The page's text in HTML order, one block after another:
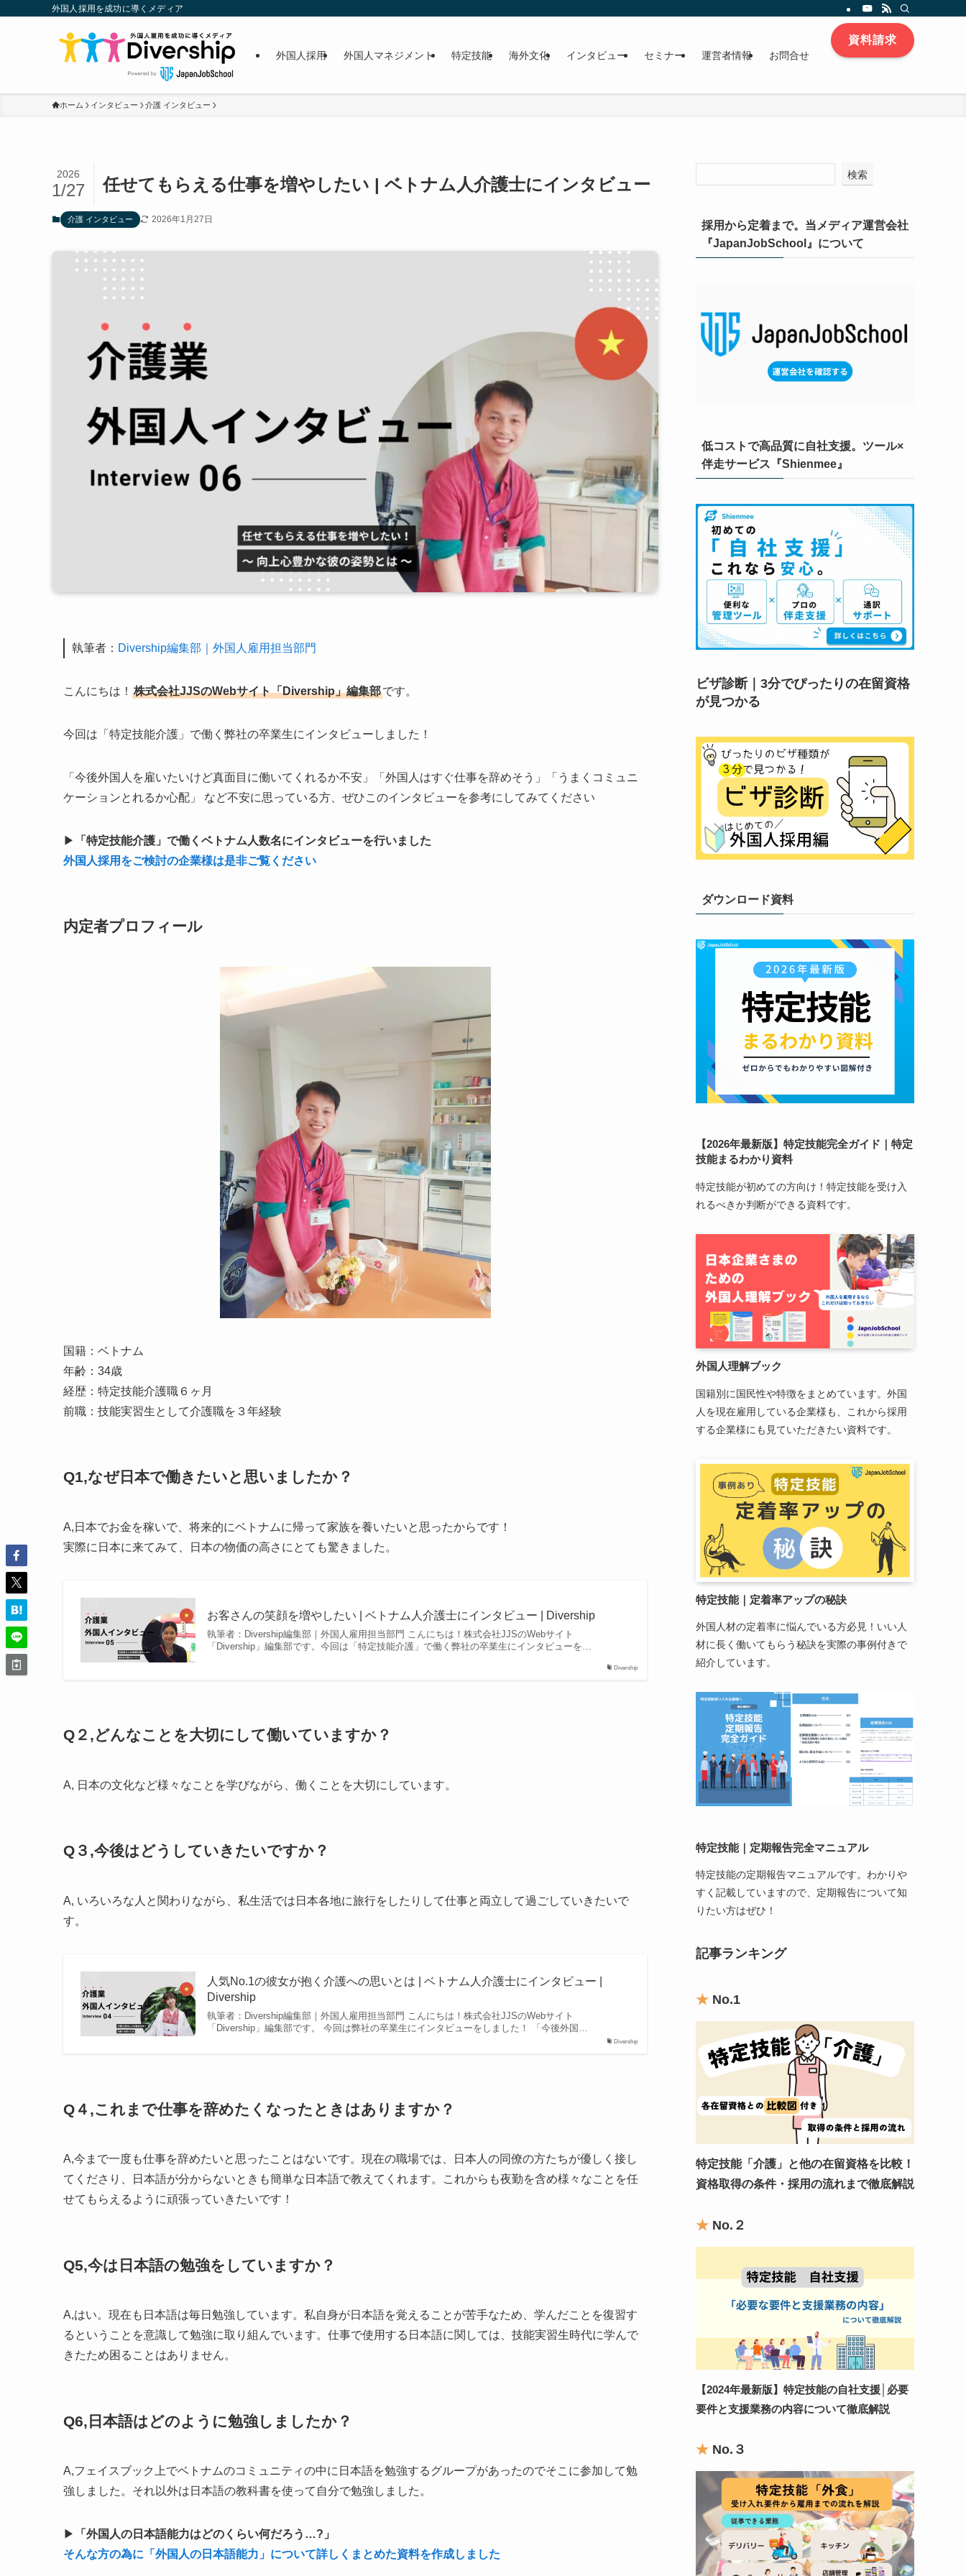
外国人採用を成功に導くメディア
外国人採用 外国人マネジメント 特定技能 海外文化 インタビュー セミナー 運営者情報 お問合せ
資料請求
ホーム インタビュー 介護 インタビュー
任せてもらえる仕事を増やしたい | ベトナム人介護士にインタビュー
2026
1/27
介護 インタビュー 2026年1月27日
執筆者： Divership編集部｜外国人雇用担当部門
こんにちは！ 株式会社JJSのWebサイト「Divership」編集部です。
今回は「特定技能介護」で働く弊社の卒業生にインタビューしました！
「今後外国人を雇いたいけど真面目に働いてくれるか不安」「外国人はすぐ仕事を辞めそう」「うまくコミュニ
ケーションとれるか心配」 など不安に思っている方、ぜひこのインタビューを参考にしてみてください
▶
「特定技能介護」で働くベトナム人数名にインタビューを行いました
外国人採用をご検討の企業様は是非ご覧ください
内定者プロフィール
国籍：ベトナム
年齢：34歳
経歴：特定技能介護職６ヶ月
前職：技能実習生として介護職を３年経験
Q1,なぜ日本で働きたいと思いましたか？
A,日本でお金を稼いで、将来的にベトナムに帰って家族を養いたいと思ったからです！
実際に日本に来てみて、日本の物価の高さにとても驚きました。
Divership
お客さんの笑顔を増やしたい | ベトナム人介護士にインタビュー | Divership
執筆者：Divership編集部｜外国人雇用担当部門 こんにちは！株式会社JJSのWebサイト
「Divership」編集部です。今回は「特定技能介護」で働く弊社の卒業生にインタビューを…
Q２,どんなことを大切にして働いていますか？
A, 日本の文化など様々なことを学びながら、働くことを大切にしています。
Q３,今後はどうしていきたいですか？
A, いろいろな人と関わりながら、私生活では日本各地に旅行をしたりして仕事と両立して過ごしていきたいで
す。
Divership
人気No.1の彼女が抱く介護への思いとは | ベトナム人介護士にインタビュー |
Divership
執筆者：Divership編集部｜外国人雇用担当部門 こんにちは！株式会社JJSのWebサイト
「Divership」編集部です。 今回は弊社の卒業生にインタビューをしました！ 「今後外国…
Q４,これまで仕事を辞めたくなったときはありますか？
A,今まで一度も仕事を辞めたいと思ったことはないです。現在の職場では、日本人の同僚の方たちが優しく接し
てくださり、日本語が分からないときも簡単な日本語で教えてくれます。これからも夜勤を含め様々なことを任
せてもらえるように頑張っていきたいです！
Q5,今は日本語の勉強をしていますか？
A,はい。現在も日本語は毎日勉強しています。私自身が日本語を覚えることが苦手なため、学んだことを復習す
るということを意識して勉強に取り組んでいます。仕事で使用する日本語に関しては、技能実習生時代に学んで
きたため困ることはありません。
Q6,日本語はどのように勉強しましたか？
A,フェイスブック上でベトナムのコミュニティの中に日本語を勉強するグループがあったのでそこに参加して勉
強しました。それ以外は日本語の教科書を使って自分で勉強しました。
▶
「外国人の日本語能力はどのくらい何だろう…?」
そんな方の為に「外国人の日本語能力」について詳しくまとめた資料を作成しました
検索
採用から定着まで。当メディア運営会社
『JapanJobSchool』について
低コストで高品質に自社支援。ツール×
伴走サービス『Shienmee』
ビザ診断｜3分でぴったりの在留資格
が見つかる
ダウンロード資料
【2026年最新版】特定技能完全ガイド｜特定
技能まるわかり資料
特定技能が初めての方向け！特定技能を受け入
れるべきか判断ができる資料です。
外国人理解ブック
国籍別に国民性や特徴をまとめています。外国
人を現在雇用している企業様も、これから採用
する企業様にも見ていただきたい資料です。
特定技能｜ 定着率アップの秘訣
外国人材の定着率に悩んでいる方必見！いい人
材に長く働いてもらう秘訣を実際の事例付きで
紹介しています。
特定技能｜定期報告完全マニュアル
特定技能の定期報告マニュアルです。わかりや
すく記載していますので、定期報告について知
りたい方はぜひ！
記事ランキング
★ No.1
特定技能「介護」と他の在留資格を比較！
資格取得の条件・採用の流れまで徹底解説
★ No. ２
【2024年最新版】特定技能の自社支援 必要
要件と支援業務の内容について徹底解説
★ No. ３